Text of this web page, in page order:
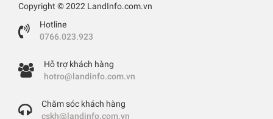
Copyright © 2022 LandInfo.com.vn
Hotline
0766.023.923
Hỗ trợ khách hàng
hotro@landinfo.com.vn
Chăm sóc khách hàng
cskh@landinfo.com.vn